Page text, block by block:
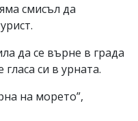
смисъл да
да се върне в града
си в урната.
на морето”,